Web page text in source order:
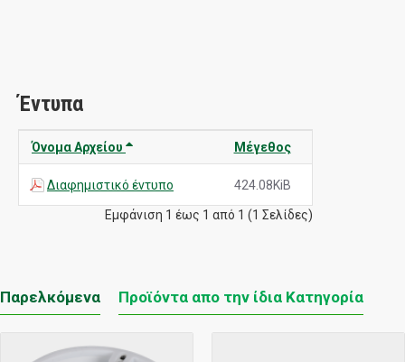
Έντυπα
Όνομα Αρχείου Μέγεθος
Διαφημιστικό έντυπο 424.08KiB
Εμφάνιση 1 έως 1 από 1 (1 Σελίδες)
Παρελκόμενα Προϊόντα απο την ίδια Κατηγορία